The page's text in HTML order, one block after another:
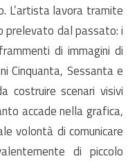
L’artista lavora tramite
prelevato dal passato: i
di immagini di
Cinquanta, Sessanta e
costruire scenari visivi
accade nella grafica,
volontà di comunicare
di piccolo